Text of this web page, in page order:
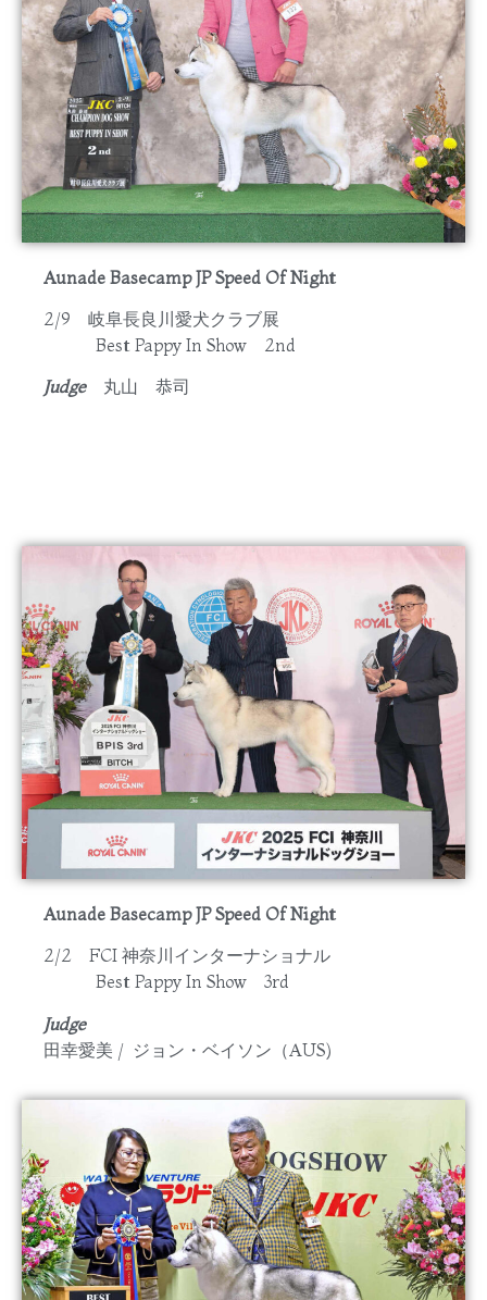
Aunade Basecamp JP Speed Of Night
2/9 岐阜長良川愛犬クラブ展
Best Pappy In Show 2nd
Judge 丸山 恭司
Aunade Basecamp JP Speed Of Night
2/2 FCI 神奈川インターナショナル
Best Pappy In Show 3rd
Judge
田幸愛美 / ジョン・ベイソン（AUS)